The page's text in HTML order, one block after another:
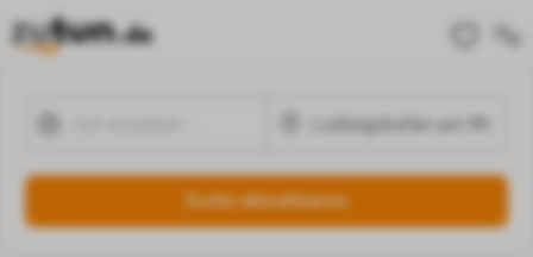
Suche aktualisieren